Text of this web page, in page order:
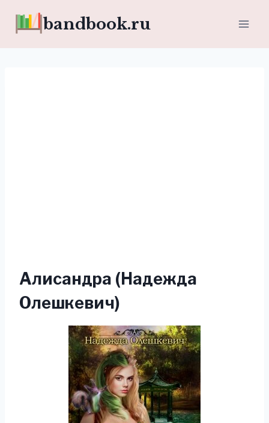
bandbook.ru
Алисандра (Надежда
Олешкевич)